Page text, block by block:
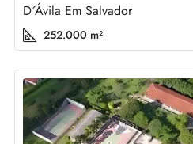
D´Ávila Em Salvador
252.000 m²